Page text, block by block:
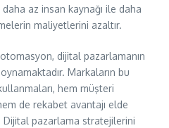
az insan kaynağı ile daha
maliyetlerini azaltır.
dijital pazarlamanın
Markaların bu
hem müşteri
de rekabet avantajı elde
Dijital pazarlama stratejilerini